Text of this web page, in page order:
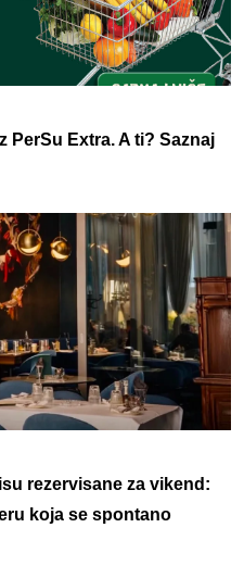
PerSu Extra. A ti? Saznaj
rezervisane za vikend:
koja se spontano